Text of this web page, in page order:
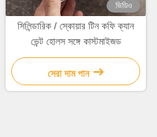
ভিডিও
সিলিন্ডারিক / স্কোয়ার টিন কফি ক্যান
ভেন্ট হোলস সঙ্গে কাস্টমাইজড
সেরা দাম পান